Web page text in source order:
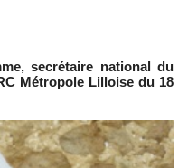
secrétaire national du
Métropole Lilloise du 18